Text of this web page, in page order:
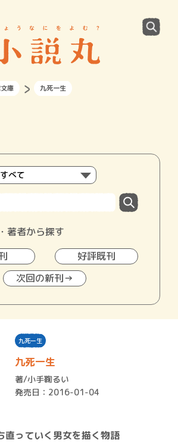
庫 九死一生
著者から探す
好評既刊
次回の新刊→
九死一生
九死一生
著/小手鞠るい
発売日：2016-01-04
直っていく男女を描く物語